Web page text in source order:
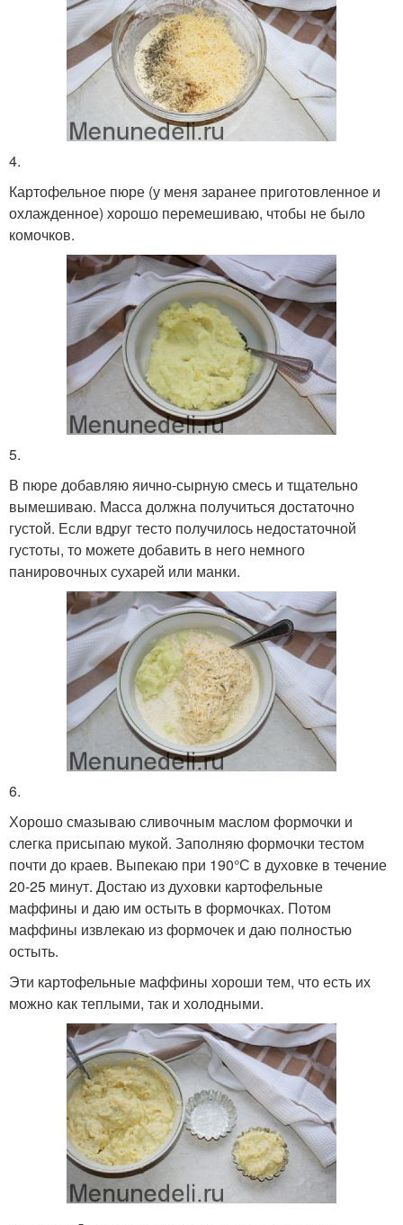
4.
Картофельное пюре (у меня заранее приготовленное и
охлажденное) хорошо перемешиваю, чтобы не было
комочков.
5.
В пюре добавляю яично-сырную смесь и тщательно
вымешиваю. Масса должна получиться достаточно
густой. Если вдруг тесто получилось недостаточной
густоты, то можете добавить в него немного
панировочных сухарей или манки.
6.
Хорошо смазываю сливочным маслом формочки и
слегка присыпаю мукой. Заполняю формочки тестом
почти до краев. Выпекаю при 190°С в духовке в течение
20-25 минут. Достаю из духовки картофельные
маффины и даю им остыть в формочках. Потом
маффины извлекаю из формочек и даю полностью
остыть.
Эти картофельные маффины хороши тем, что есть их
можно как теплыми, так и холодными.